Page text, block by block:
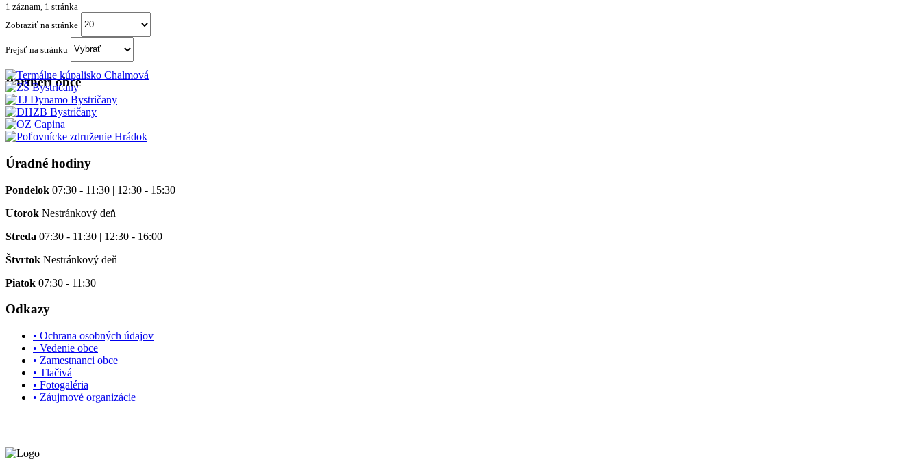
1 záznam, 1 stránka
Zobraziť na stránke
Prejsť na stránku
Partneri obce
Úradné hodiny
Pondelok 07:30 - 11:30 | 12:30 - 15:30
Utorok Nestránkový deň
Streda 07:30 - 11:30 | 12:30 - 16:00
Štvrtok Nestránkový deň
Piatok 07:30 - 11:30
Odkazy
• Ochrana osobných údajov
• Vedenie obce
• Zamestnanci obce
• Tlačivá
• Fotogaléria
• Záujmové organizácie